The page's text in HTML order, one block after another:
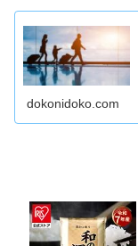
dokonidoko.com